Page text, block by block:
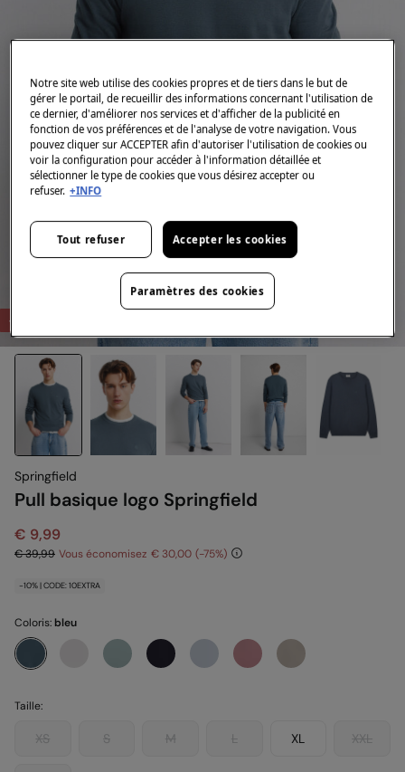
-75%
Springfield
Pull basique logo Springfield
€ 9,99
€ 39,99 Vous économisez € 30,00 75
-10% | CODE: 10EXTRA
Coloris:bleu
Taille:
XS S M L XL XXL
Notre site web utilise des cookies propres et de tiers dans le but de
gérer le portail, de recueillir des informations concernant l'utilisation de
ce dernier, d'améliorer nos services et d'afficher de la publicité en
fonction de vos préférences et de l'analyse de votre navigation. Vous
pouvez cliquer sur ACCEPTER afin d'autoriser l'utilisation de cookies ou
voir la configuration pour accéder à l'information détaillée et
sélectionner le type de cookies que vous désirez accepter ou
refuser. +INFO
Tout refuser Accepter les cookies
Paramètres des cookies